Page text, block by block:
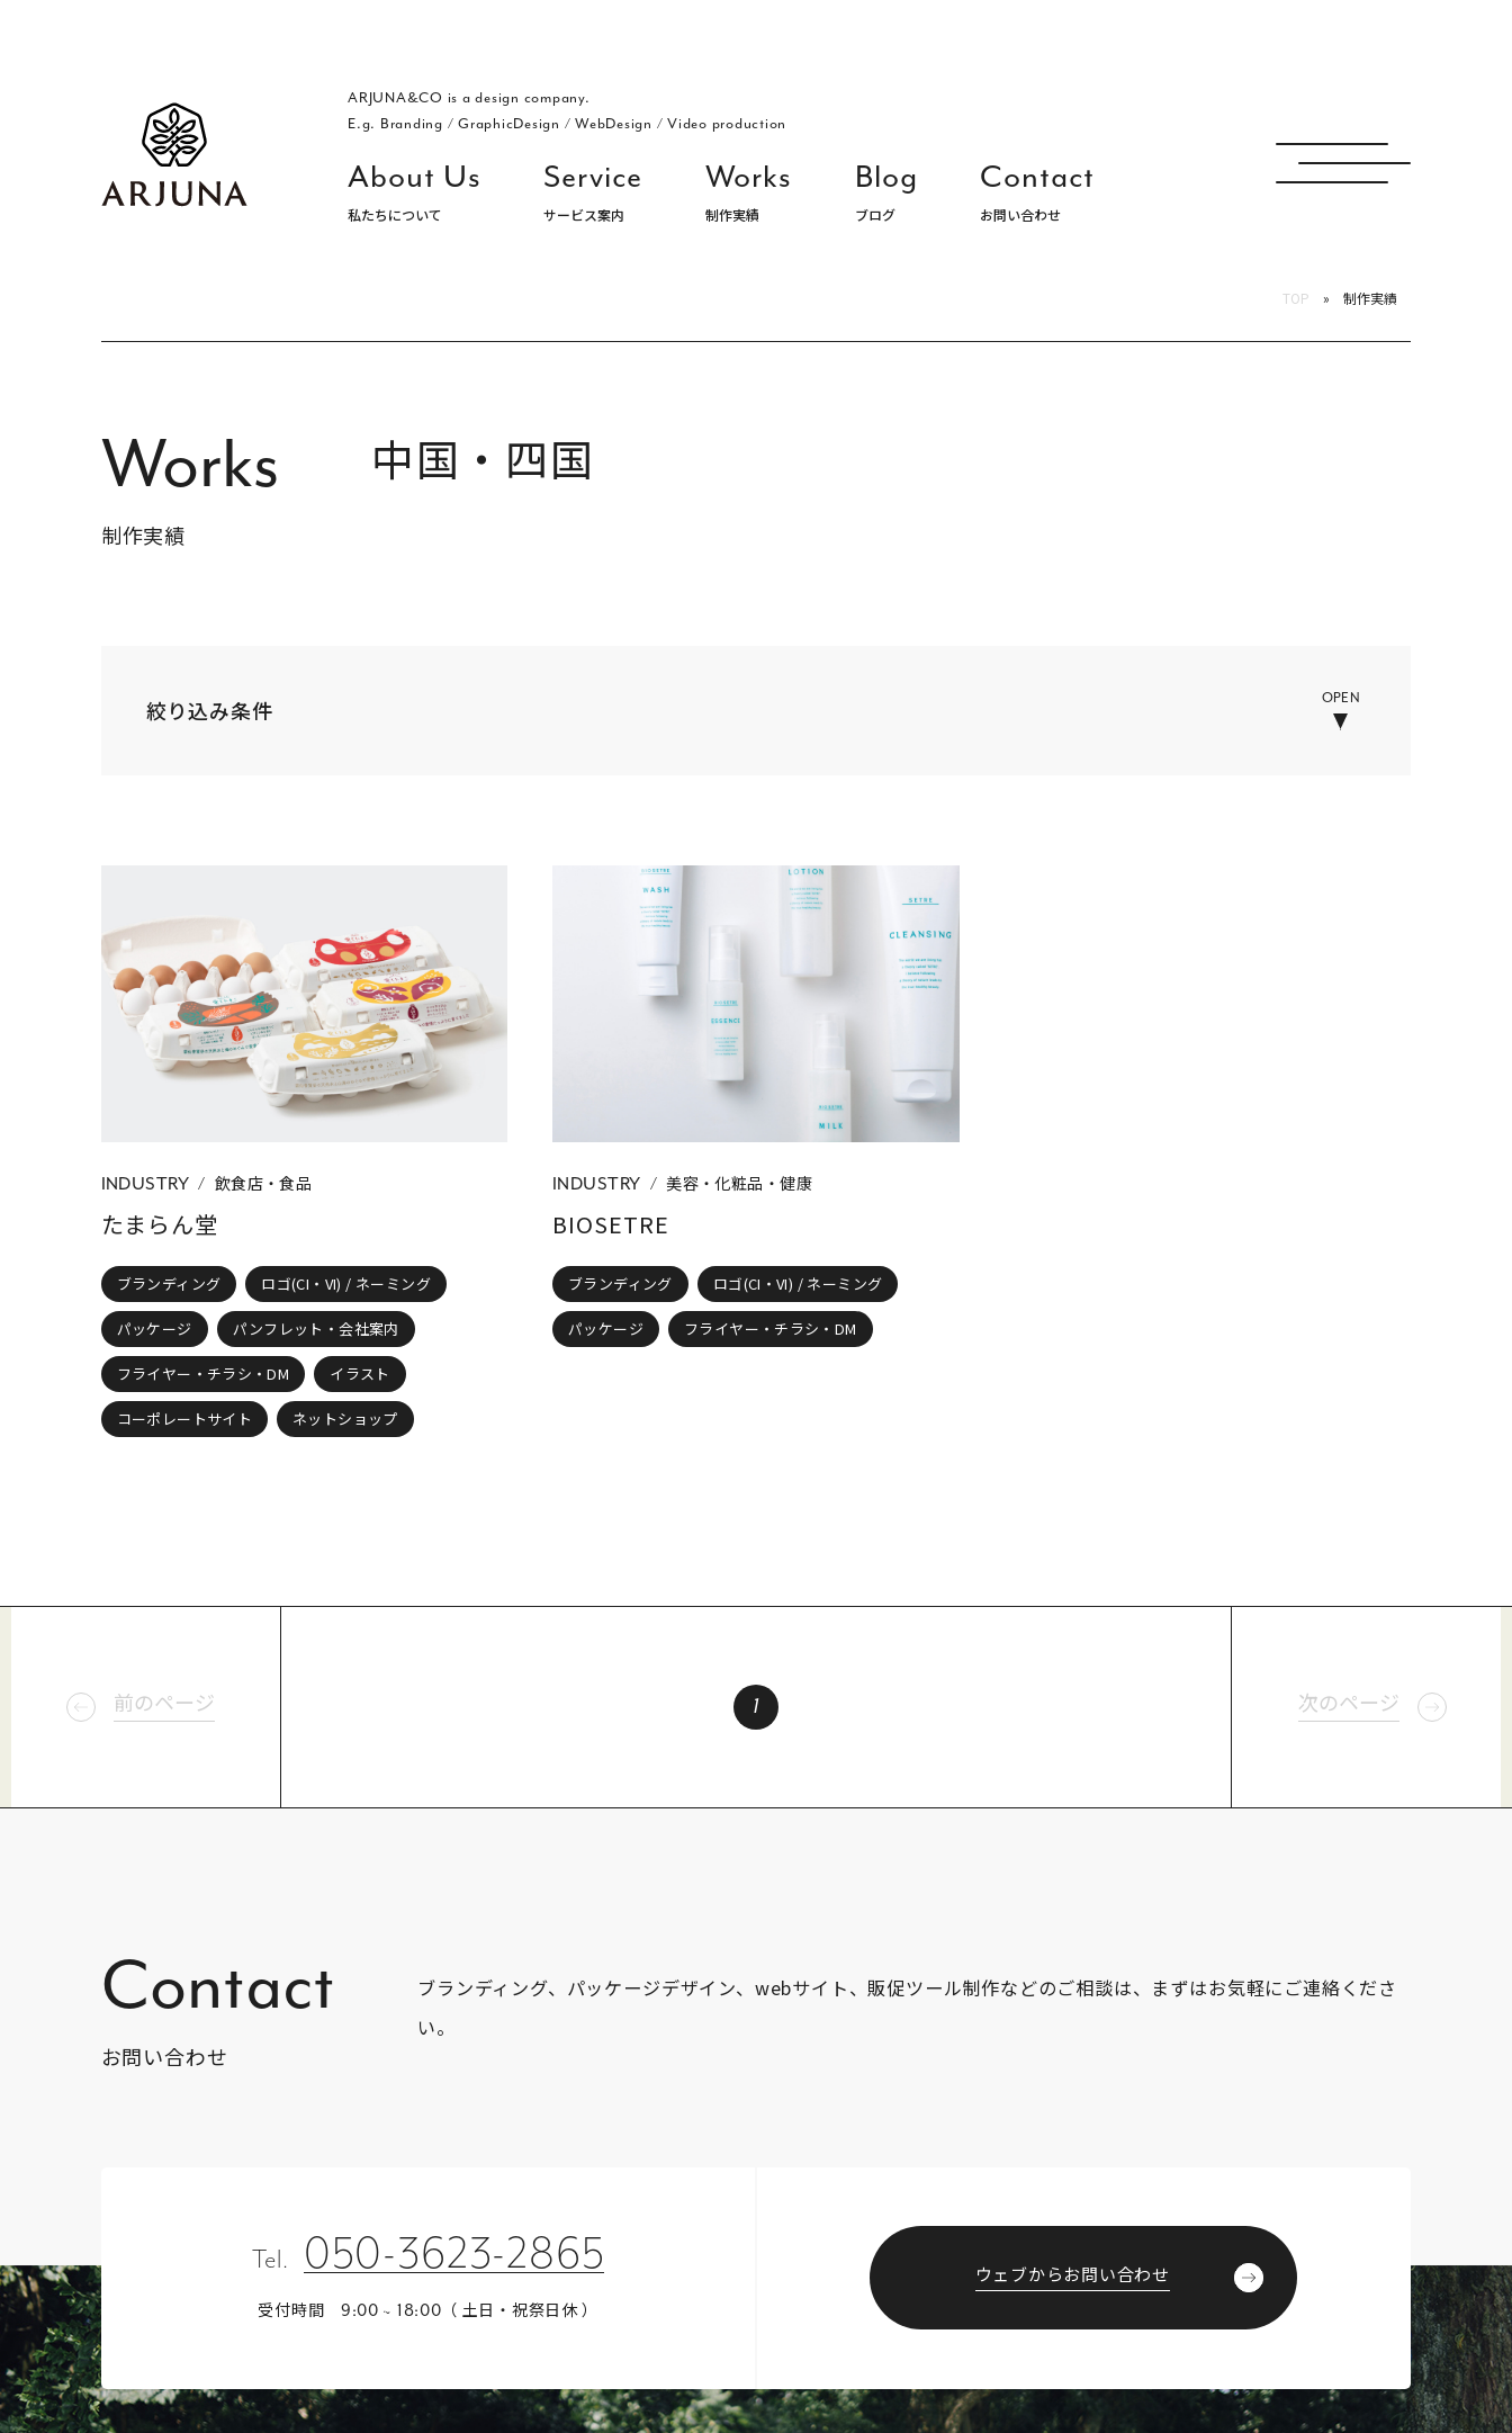
福岡 ブランディング・ブランディングデザイン・パッケージ・ロゴ デザイン事務所 株式会社アルジュナ
ARJUNA&CO is a design company.
E.g. Branding /GraphicDesign /WebDesign /Video production
About Us
私たちについて
Service
サービス案内
Works
制作実績
Blog
ブログ
Contact
お問い合わせ
TOP 制作実績
Works
制作実績
中国・四国
絞り込み条件 OPEN
建築・住宅・不動産 アパレル・ファッション・アクセサリー
飲食店・食品 インテリア・雑貨・日用品 ウェディング 行政・団体
CATEGORY
制作物の種類
すべて ブランディング ロゴ(CI・VI) / ネーミング
名刺・封筒・ショップカード コーポレートサイト
INDUSTRY 飲食店・食品
たまらん堂
ブランディング ロゴ(CI・VI) / ネーミング
パッケージ パンフレット・会社案内
フライヤー・チラシ・DM イラスト
コーポレートサイト ネットショップ
INDUSTRY 美容・化粧品・健康
BIOSETRE
ブランディング ロゴ(CI・VI) / ネーミング
パッケージ フライヤー・チラシ・DM
前のページ 1 次のページ
Contact
お問い合わせ
ブランディング、パッケージデザイン、webサイト、販促ツール制作などのご相談は、まずはお気軽にご連絡くださ
い。
Tel. 050-3623-2865
受付時間 9:00 ~ 18:00 （ 土日・祝祭日休 ）
ウェブからお問い合わせ